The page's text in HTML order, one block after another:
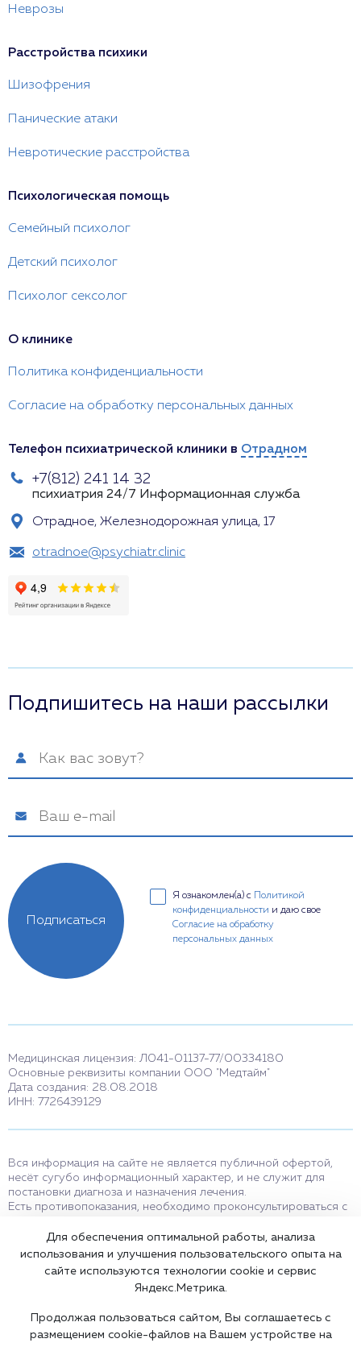
Неврозы
Расстройства психики
Шизофрения
Панические атаки
Невротические расстройства
Психологическая помощь
Семейный психолог
Детский психолог
Психолог сексолог
О клинике
Политика конфиденциальности
Согласие на обработку персональных данных
Телефон психиатрической клиники в Отрадном
+7(812) 241 14 32
психиатрия 24/7 Информационная служба
Отрадное, Железнодорожная улица, 17
otradnoe@psychiatr.clinic
Подпишитесь на наши рассылки
Я ознакомлен(а) с
Политикой
конфиденциальности и даю свое
Согласие на обработку
персональных данных
Подписаться
Медицинская лицензия: Л041-01137-77/00334180
Основные реквизиты компании ООО "Медтайм"
Дата создания: 28.08.2018
ИНН: 7726439129
Вся информация на сайте не является публичной офертой,
несёт сугубо информационный характер, и не служит для
постановки диагноза и назначения лечения.
Есть противопоказания, необходимо проконсультироваться с
мессенджерам и в соцсетях носят исключительно
информационный характер и не являются медицинскими
услугами.
Оставаясь на сайте вы соглашаетесь на использование cookies.
Для обеспечения оптимальной работы, анализа
использования и улучшения пользовательского опыта на
сайте используются технологии cookie и сервис
Яндекс.Метрика.
Продолжая пользоваться сайтом, Вы соглашаетесь с
размещением cookie-файлов на Вашем устройстве на